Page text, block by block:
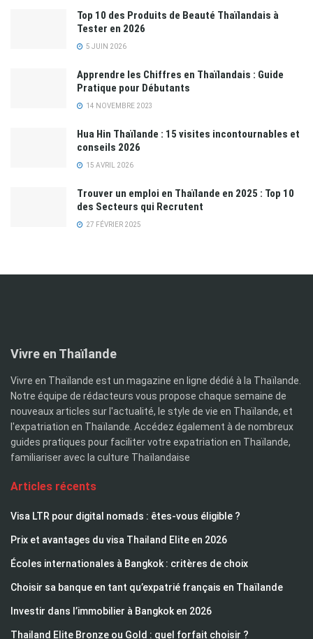
Top 10 des Produits de Beauté Thaïlandais à
Tester en 2026
5 JUIN 2026
Apprendre les Chiffres en Thaïlandais : Guide
Pratique pour Débutants
14 NOVEMBRE 2023
Hua Hin Thaïlande : 15 visites incontournables et
conseils 2026
15 AVRIL 2026
Trouver un emploi en Thaïlande en 2025 : Top 10
des Secteurs qui Recrutent
27 FÉVRIER 2025
Vivre en Thaïlande
Vivre en Thaïlande est un magazine en ligne dédié à la Thaïlande.
Notre équipe de rédacteurs vous propose chaque semaine de
nouveaux articles sur l'actualité, le style de vie en Thaïlande, et
l'expatriation en Thaïlande. Accédez également à de nombreux
guides pratiques pour faciliter votre expatriation en Thaïlande,
familiariser avec la culture Thaïlandaise
Articles récents
Visa LTR pour digital nomads : êtes-vous éligible ?
Prix et avantages du visa Thailand Elite en 2026
Écoles internationales à Bangkok : critères de choix
Choisir sa banque en tant qu’expatrié français en Thaïlande
Investir dans l’immobilier à Bangkok en 2026
Thailand Elite Bronze ou Gold : quel forfait choisir ?